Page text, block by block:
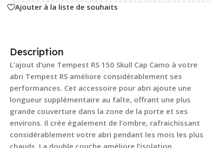
Ajouter à la liste de souhaits
Description
L’ajout d’une Tempest RS 150 Skull Cap Camo à votre
abri Tempest RS améliore considérablement ses
performances. Cet accessoire pour abri ajoute une
longueur supplémentaire au faîte, offrant une plus
grande couverture dans la zone de la porte et ses
environs. Il crée également de l’ombre, rafraichissant
considérablement votre abri pendant les mois les plus
chauds. La double couche améliore l’isolation,